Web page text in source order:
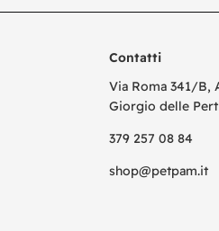
Contatti
Via Roma 341/B,
Giorgio delle
379 257 08 84
shop@petpam.it